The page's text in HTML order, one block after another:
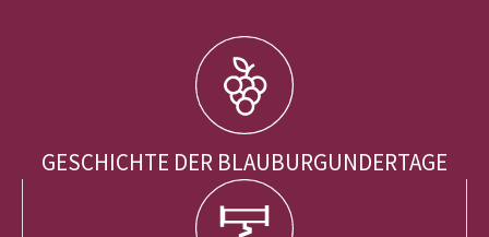
GESCHICHTE DER BLAUBURGUNDERTAGE